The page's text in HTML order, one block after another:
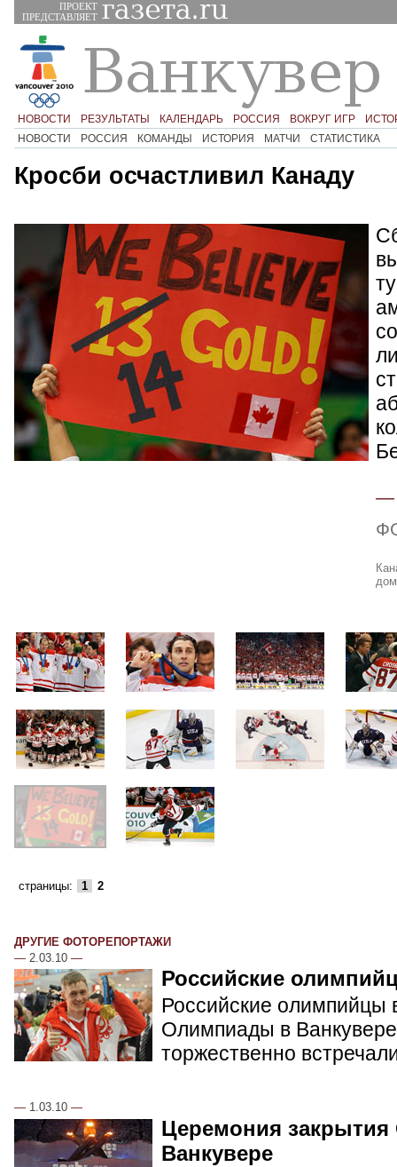
ПРОЕКТ
ПРЕДСТАВЛЯЕТ
НОВОСТИ РЕЗУЛЬТАТЫ КАЛЕНДАРЬ РОССИЯ ВОКРУГ ИГР
НОВОСТИ
РОССИЯ КОМАНДЫ ИСТОРИЯ МАТЧИ СТАТИСТИКА
Кросби осчастливил Канаду
страницы: 1 2
ДРУГИЕ ФОТОРЕПОРТАЖИ
— 2.03.10 —
Российские
Российские олимпийцы
Олимпиады в
торжественно
— 1.03.10 —
Церемония
Ванкувере